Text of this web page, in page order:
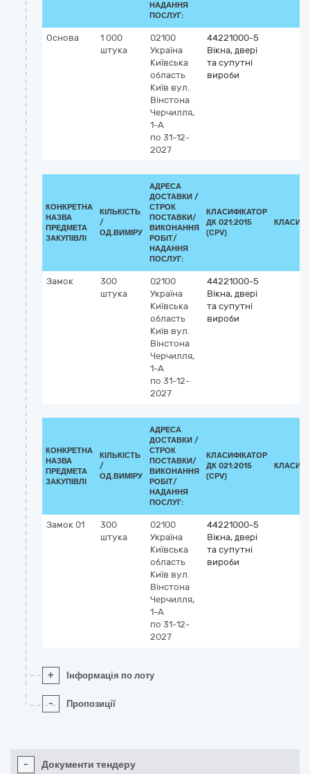
НАДАННЯ
ПОСЛУГ:
Основа
1 000
штука
02100
Україна
Київська
область
Київ вул.
Вінстона
Черчилля,
1-А
по 31-12-
2027
44221000-5
Вікна, двері
та супутні
вироби
КОНКРЕТНА
НАЗВА
ПРЕДМЕТА
ЗАКУПІВЛІ
КІЛЬКІСТЬ
/
ОД.ВИМІРУ
АДРЕСА
ДОСТАВКИ /
СТРОК
ПОСТАВКИ/
ВИКОНАННЯ
РОБІТ/
НАДАННЯ
ПОСЛУГ:
КЛАСИФІКАТОР
ДК 021:2015
(CPV)
Замок
300
штука
02100
Україна
Київська
область
Київ вул.
Вінстона
Черчилля,
1-А
по 31-12-
2027
44221000-5
Вікна, двері
та супутні
вироби
КОНКРЕТНА
НАЗВА
ПРЕДМЕТА
ЗАКУПІВЛІ
КІЛЬКІСТЬ
/
ОД.ВИМІРУ
АДРЕСА
ДОСТАВКИ /
СТРОК
ПОСТАВКИ/
ВИКОНАННЯ
РОБІТ/
НАДАННЯ
ПОСЛУГ:
КЛАСИФІКАТОР
ДК 021:2015
(CPV)
Замок 01
300
штука
02100
Україна
Київська
область
Київ вул.
Вінстона
Черчилля,
1-А
по 31-12-
2027
44221000-5
Вікна, двері
та супутні
вироби
+ Інформація по лоту
- Пропозиції
- Документи тендеру